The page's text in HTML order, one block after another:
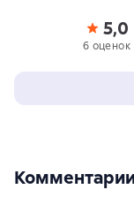
5,0
6 оценок